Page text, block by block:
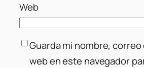
Web
Guarda mi nombre,
web en este navegador